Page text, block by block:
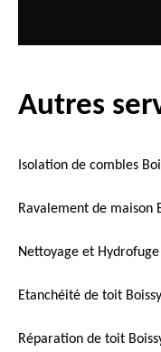
Autres
Isolation de combles
Ravalement de maison
Nettoyage et Hydrofuge
Etanchéité de toit
Réparation de toit